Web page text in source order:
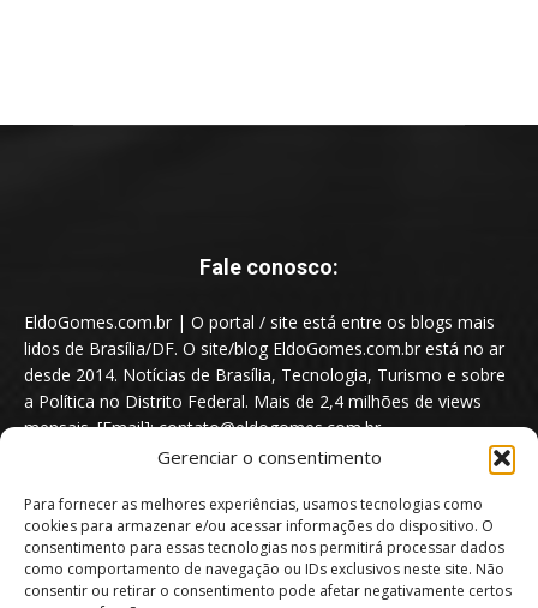
Gerenciar o consentimento
Para fornecer as melhores experiências, usamos tecnologias como
cookies para armazenar e/ou acessar informações do dispositivo. O
consentimento para essas tecnologias nos permitirá processar dados
como comportamento de navegação ou IDs exclusivos neste site. Não
consentir ou retirar o consentimento pode afetar negativamente certos
Fale conosco:
EldoGomes.com.br | O portal / site está entre os blogs mais
lidos de Brasília/DF. O site/blog EldoGomes.com.br está no ar
desde 2014. Notícias de Brasília, Tecnologia, Turismo e sobre
a Política no Distrito Federal. Mais de 2,4 milhões de views
mensais. [Email]: contato@eldogomes.com.br